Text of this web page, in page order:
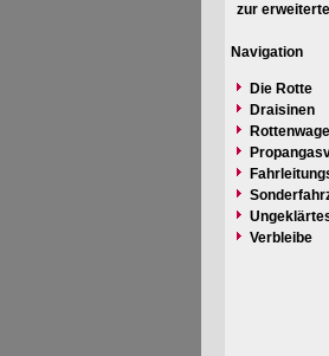
zur
Navigation
Die Rotte
Draisinen
Verbleibe